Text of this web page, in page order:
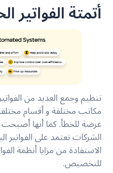
أتمتة الفواتير
تنظيم وجمع العديد من
مكاتب مختلفة و أقسام
عرضة للخطأ. كما أنها
الشركات تعتمد على الفواتير
الاستفادة من مزايا أنظمة
للتخصيص.